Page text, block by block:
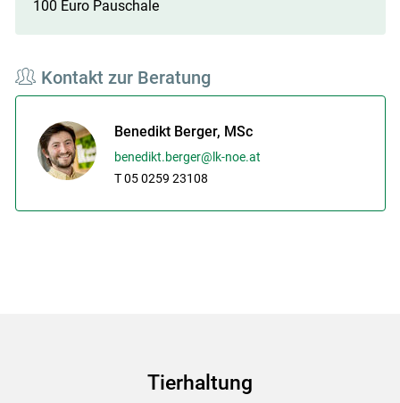
100 Euro Pauschale
Kontakt zur Beratung
Benedikt Berger, MSc
benedikt.berger@lk-noe.at
T 05 0259 23108
Tierhaltung